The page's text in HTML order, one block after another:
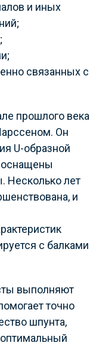
и иных
связанных с
прошлого века
Он
U-образной
Несколько лет
и
с балками
выполняют
точно
шпунта,